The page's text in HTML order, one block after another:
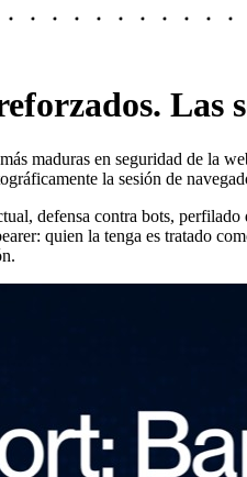
Las
maduras en seguridad de la
la sesión de
defensa contra bots,
quien la tenga es tratado